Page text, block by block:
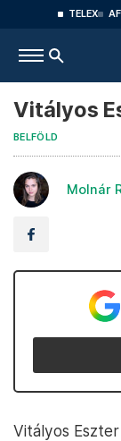
TELEX
Vitályos
BELFÖLD
Molnár
Vitályos